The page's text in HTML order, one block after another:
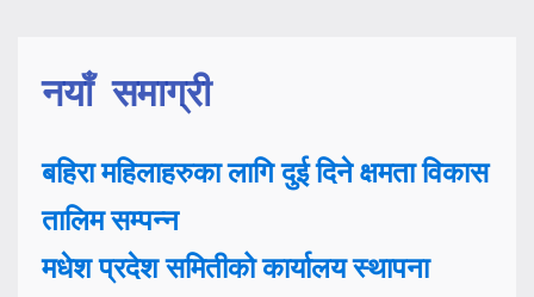
नयाँ समाग्री
बहिरा महिलाहरुका लागि दुई दिने क्षमता विकास
तालिम सम्पन्न
मधेश प्रदेश समितीको कार्यालय स्थापना